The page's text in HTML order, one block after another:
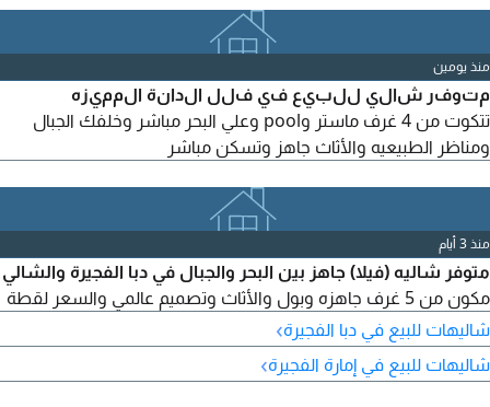
منذ يومين
متوفر شالي للبيع في فلل الدانة المميزه
تتكوت من 4 غرف ماستر وpool وعلي البحر مباشر وخلفك الجبال
ومناظر الطبيعيه والأثاث جاهز وتسكن مباشر
منذ 3 أيام
متوفر شاليه (فيلا) جاهز بين البحر والجبال في دبا الفجيرة والشالي
مكون من 5 غرف جاهزه وبول والأثاث وتصميم عالمي والسعر لقطة
شاليهات للبيع في دبا الفجيرة›
شاليهات للبيع في إمارة الفجيرة›